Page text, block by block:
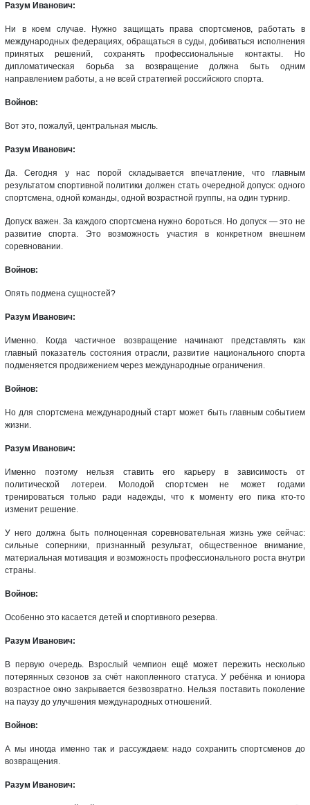
Разум Иванович:
Ни в коем случае. Нужно защищать права спортсменов, работать в
международных федерациях, обращаться в суды, добиваться исполнения
принятых решений, сохранять профессиональные контакты. Но
дипломатическая борьба за возвращение должна быть одним
направлением работы, а не всей стратегией российского спорта.
Войнов:
Вот это, пожалуй, центральная мысль.
Разум Иванович:
Да. Сегодня у нас порой складывается впечатление, что главным
результатом спортивной политики должен стать очередной допуск: одного
спортсмена, одной команды, одной возрастной группы, на один турнир.
Допуск важен. За каждого спортсмена нужно бороться. Но допуск — это не
развитие спорта. Это возможность участия в конкретном внешнем
соревновании.
Войнов:
Опять подмена сущностей?
Разум Иванович:
Именно. Когда частичное возвращение начинают представлять как
главный показатель состояния отрасли, развитие национального спорта
подменяется продвижением через международные ограничения.
Войнов:
Но для спортсмена международный старт может быть главным событием
жизни.
Разум Иванович:
Именно поэтому нельзя ставить его карьеру в зависимость от
политической лотереи. Молодой спортсмен не может годами
тренироваться только ради надежды, что к моменту его пика кто-то
изменит решение.
У него должна быть полноценная соревновательная жизнь уже сейчас:
сильные соперники, признанный результат, общественное внимание,
материальная мотивация и возможность профессионального роста внутри
страны.
Войнов:
Особенно это касается детей и спортивного резерва.
Разум Иванович:
В первую очередь. Взрослый чемпион ещё может пережить несколько
потерянных сезонов за счёт накопленного статуса. У ребёнка и юниора
возрастное окно закрывается безвозвратно. Нельзя поставить поколение
на паузу до улучшения международных отношений.
Войнов:
А мы иногда именно так и рассуждаем: надо сохранить спортсменов до
возвращения.
Разум Иванович: